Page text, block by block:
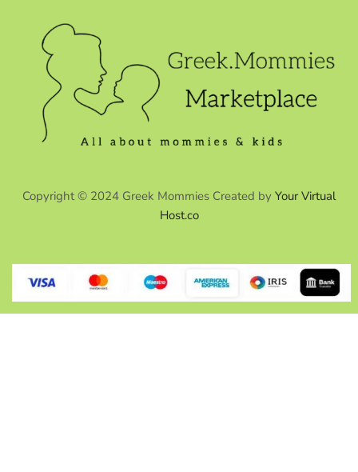
Copyright © 2024 Greek Mommies Created by Your Virtual
Host.co